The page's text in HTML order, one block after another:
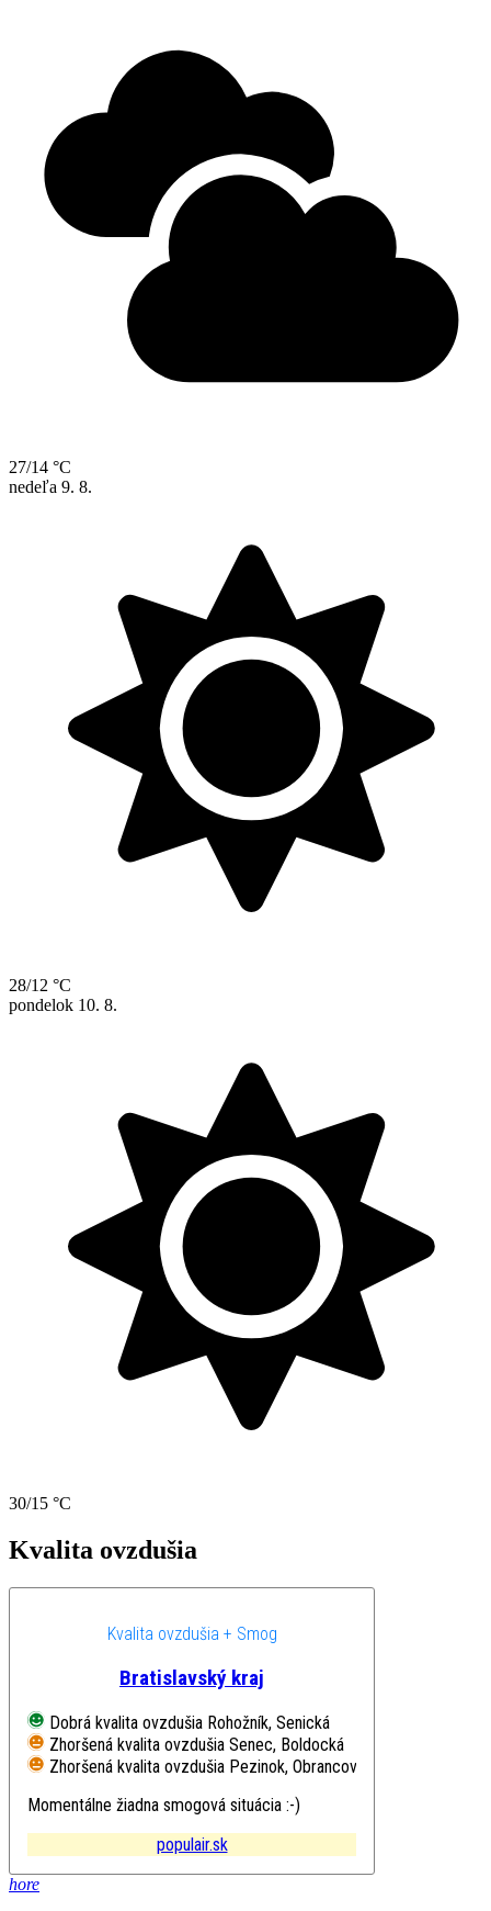
27/14 °C
nedeľa 9. 8.
28/12 °C
pondelok 10. 8.
30/15 °C
Kvalita ovzdušia
Kvalita ovzdušia + Smog
Bratislavský kraj
Dobrá kvalita ovzdušia Rohožník, Senická
Zhoršená kvalita ovzdušia Senec, Boldocká
Zhoršená kvalita ovzdušia Pezinok, Obrancov mieru
Momentálne žiadna smogová situácia :-)
populair.sk
hore